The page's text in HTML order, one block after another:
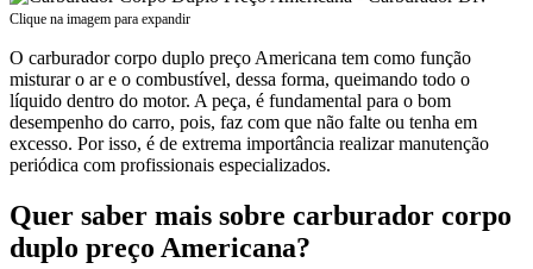
Clique na imagem para expandir
O carburador corpo duplo preço Americana tem como função
misturar o ar e o combustível, dessa forma, queimando todo o
líquido dentro do motor. A peça, é fundamental para o bom
desempenho do carro, pois, faz com que não falte ou tenha em
excesso. Por isso, é de extrema importância realizar manutenção
periódica com profissionais especializados.
Quer saber mais sobre carburador corpo
duplo preço Americana?